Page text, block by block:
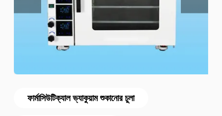
ফার্মাসিউটিক্যাল ভ্যাকুয়াম শুকানোর চুলা